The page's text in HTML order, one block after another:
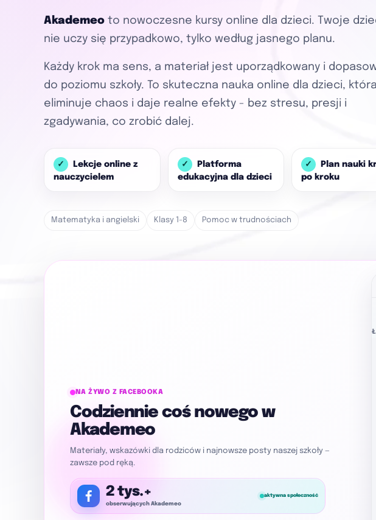
Akademeo to nowoczesne kursy online dla dzieci. Twoje
nie uczy się przypadkowo, tylko według jasnego planu.
Każdy krok ma sens, a materiał jest uporządkowany i
do poziomu szkoły. To skuteczna nauka online dla dzieci, która
eliminuje chaos i daje realne efekty - bez stresu, presji i
zgadywania, co zrobić dalej.
Lekcje online z
nauczycielem
Platforma
edukacyjna dla dzieci
Plan nauki
po kroku
Matematyka i angielski Klasy 1-8 Pomoc w trudnościach
NA ŻYWO Z FACEBOOKA
Codziennie coś nowego w
Akademeo
Materiały, wskazówki dla rodziców i najnowsze posty naszej szkoły —
zawsze pod ręką.
2 tys.+
obserwujących Akademeo
aktywna społeczność